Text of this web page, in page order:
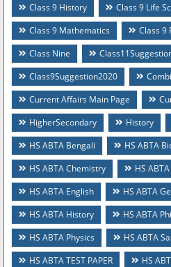
Class 9 History
Class 9 Life
Class 9 Mathematics
Class 9
Class Nine
Class9Suggestion2020
Current Affairs Main Page
HigherSecondary
History
HS ABTA Bengali
HS ABTA
HS ABTA Chemistry
HS
HS ABTA English
HS ABTA
HS ABTA History
HS ABTA
HS ABTA Physics
HS ABTA
HS ABTA TEST PAPER
HS